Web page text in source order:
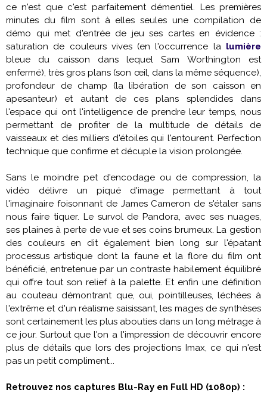
ce n'est que c'est parfaitement démentiel. Les premières
minutes du film sont à elles seules une compilation de
démo qui met d'entrée de jeu ses cartes en évidence :
saturation de couleurs vives (en l'occurrence la lumière
bleue du caisson dans lequelSam Worthington est
enfermé), très gros plans (son œil, dans la même séquence),
profondeur de champ (la libération de son caisson en
apesanteur) et autant de ces plans splendides dans
l'espace qui ont l'intelligence de prendre leur temps, nous
permettant de profiter de la multitude de détails de
vaisseaux et des milliers d'étoiles qui l'entourent. Perfection
technique que confirme et décuple la vision prolongée.
Sans le moindre pet d'encodage ou de compression, la
vidéo délivre un piqué d'image permettant à tout
l'imaginaire foisonnant de James Cameron de s'étaler sans
nous faire tiquer. Le survol dePandora, avec ses nuages,
ses plaines à perte de vue et ses coins brumeux. La gestion
des couleurs en dit également bien long sur l'épatant
processus artistique dont la faune et la flore du film ont
bénéficié, entretenue par un contraste habilement équilibré
qui offre tout son relief à la palette. Et enfin une définition
au couteau démontrant que, oui, pointilleuses, léchées à
l'extrême et d'un réalisme saisissant, les mages de synthèses
sont certainement les plus abouties dans un long métrage à
ce jour. Surtout que l'on a l'impression de découvrir encore
plus de détails que lors des projections Imax, ce qui n'est
pas un petit compliment...
Retrouvez nos captures Blu-Ray en Full HD (1080p) :